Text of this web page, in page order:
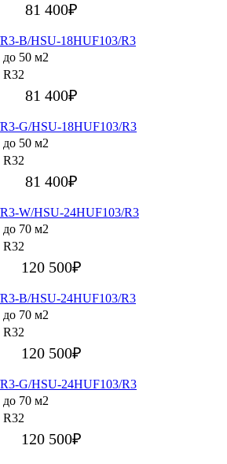
81 400₽
B/HSU-18HUF103/R3
до 50 м2
R32
81 400₽
G/HSU-18HUF103/R3
до 50 м2
R32
81 400₽
W/HSU-24HUF103/R3
до 70 м2
R32
120 500₽
B/HSU-24HUF103/R3
до 70 м2
R32
120 500₽
G/HSU-24HUF103/R3
до 70 м2
R32
120 500₽